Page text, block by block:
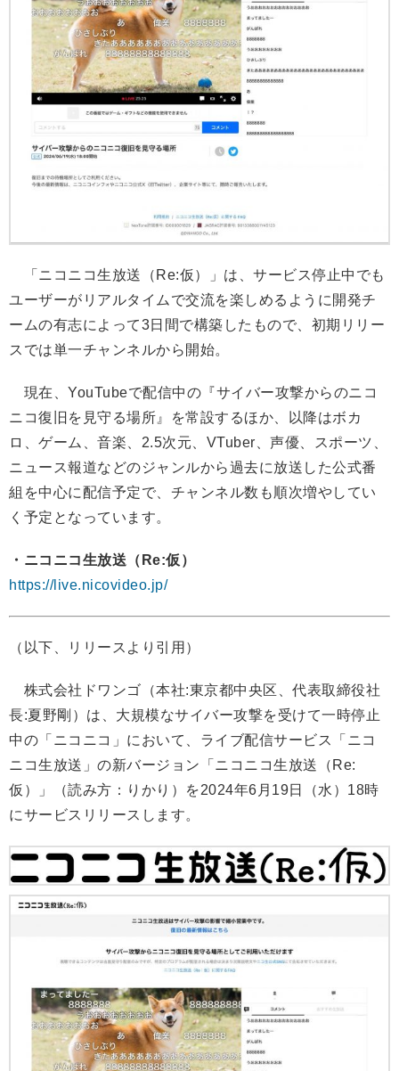
「ニコニコ生放送（Re:仮）」は、サービス停止中でも
ユーザーがリアルタイムで交流を楽しめるように開発チ
ームの有志によって3日間で構築したもので、初期リリー
スでは単一チャンネルから開始。
現在、YouTubeで配信中の『サイバー攻撃からのニコ
ニコ復旧を見守る場所』を常設するほか、以降はボカ
ロ、ゲーム、音楽、2.5次元、VTuber、声優、スポーツ、
ニュース報道などのジャンルから過去に放送した公式番
組を中心に配信予定で、チャンネル数も順次増やしてい
く予定となっています。
・ニコニコ生放送（Re:仮）
https://live.nicovideo.jp/
（以下、リリースより引用）
株式会社ドワンゴ（本社:東京都中央区、代表取締役社
長:夏野剛）は、大規模なサイバー攻撃を受けて一時停止
中の「ニコニコ」において、ライブ配信サービス「ニコ
ニコ生放送」の新バージョン「ニコニコ生放送（Re:
仮）」（読み方：りかり）を2024年6月19日（水）18時
にサービスリリースします。